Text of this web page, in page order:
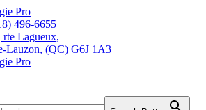
496-6655
rte Lagueux,
Lauzon, (QC) G6J 1A3